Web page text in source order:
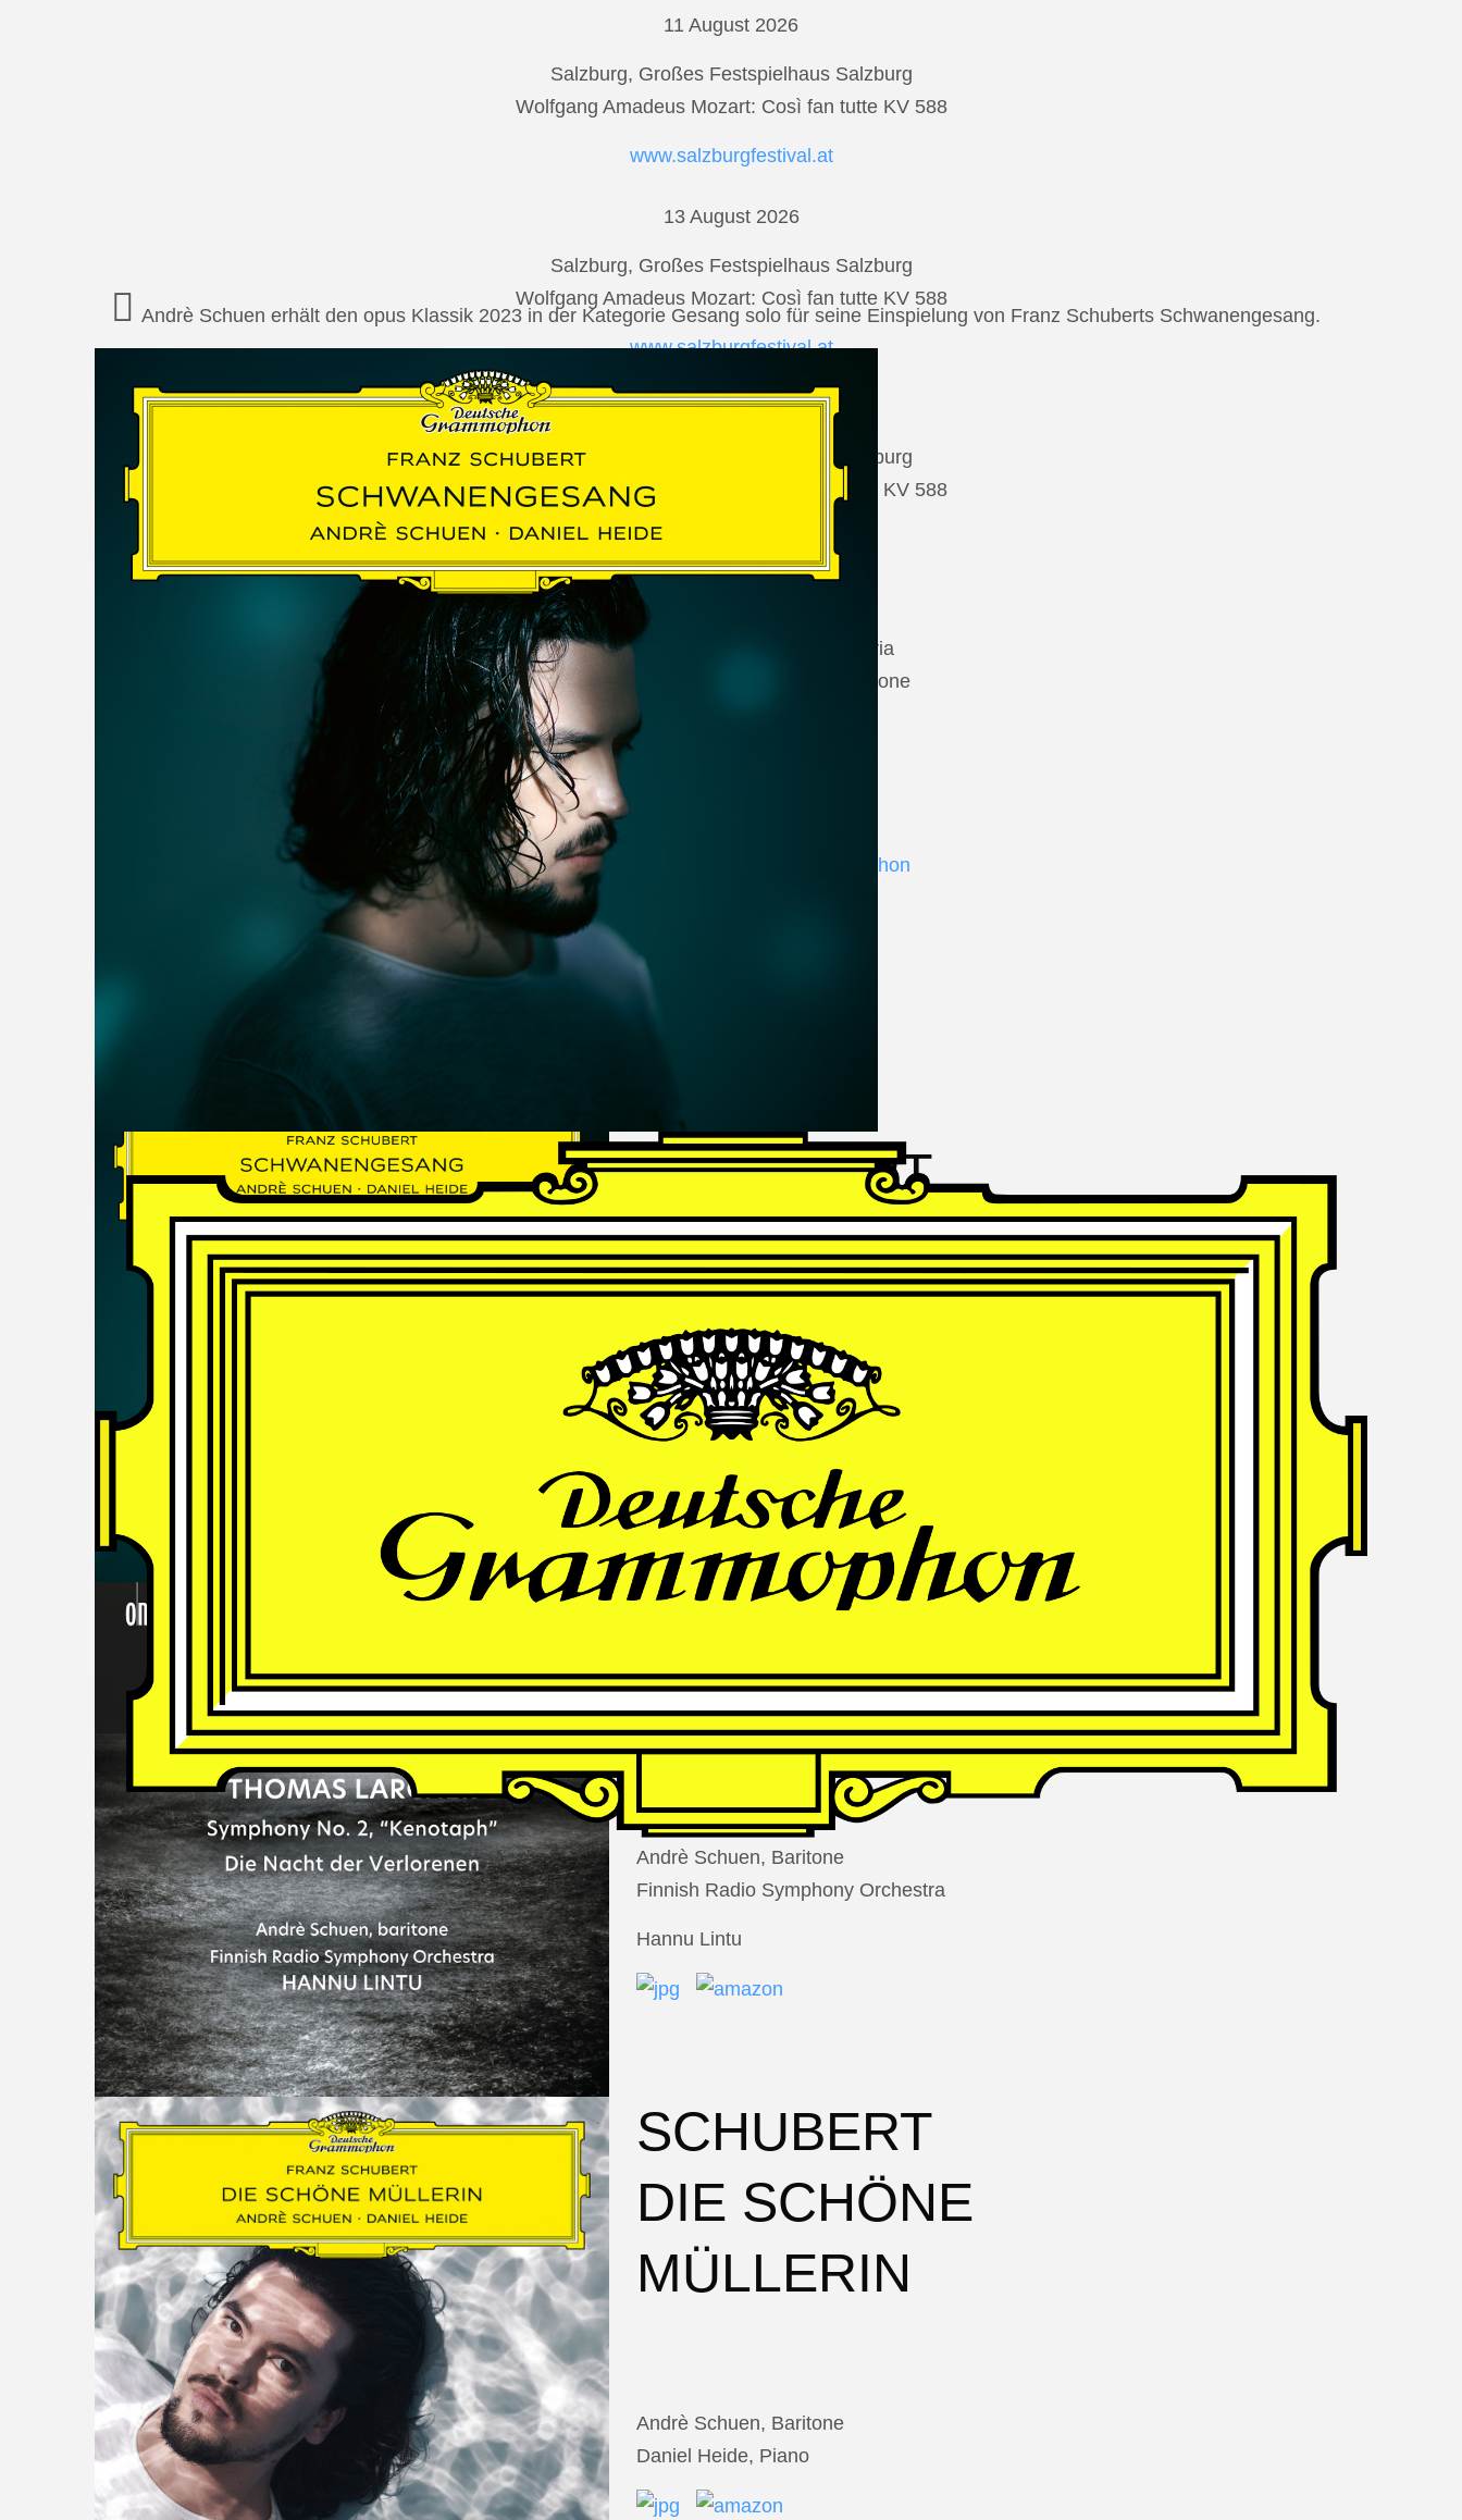
11 August 2026
Salzburg, Großes Festspielhaus Salzburg
Wolfgang Amadeus Mozart: Così fan tutte KV 588
www.salzburgfestival.at
13 August 2026
Salzburg, Großes Festspielhaus Salzburg
Wolfgang Amadeus Mozart: Così fan tutte KV 588
www.salzburgfestival.at
17 August 2026
Salzburg, Großes Festspielhaus Salzburg
Wolfgang Amadeus Mozart: Così fan tutte KV 588
www.salzburgfestival.at
Vilabertran, Canònica de Santa Maria
Johannes Brahms: Die schöne Magelone
www.schubertiada.cat
Andrè Schuen at Deutsche Grammophon
SCHUBERT
Schwanengesang
Andrè Schuen, Baritone
Daniel Heide, Piano
THOMAS
LARCHER
Die Nacht der Verlorenen
Andrè Schuen, Baritone
Finnish Radio Symphony Orchestra
Hannu Lintu
SCHUBERT
DIE SCHÖNE
MÜLLERIN
Andrè Schuen, Baritone
Daniel Heide, Piano
Andrè Schuen erhält den opus Klassik 2023 in der Kategorie Gesang solo für seine Einspielung von Franz Schuberts Schwanengesang.